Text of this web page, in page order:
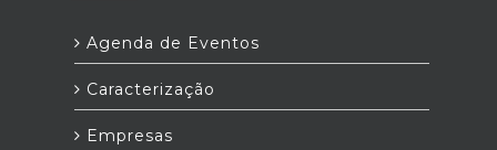
Agenda de Eventos
Caracterização
Empresas